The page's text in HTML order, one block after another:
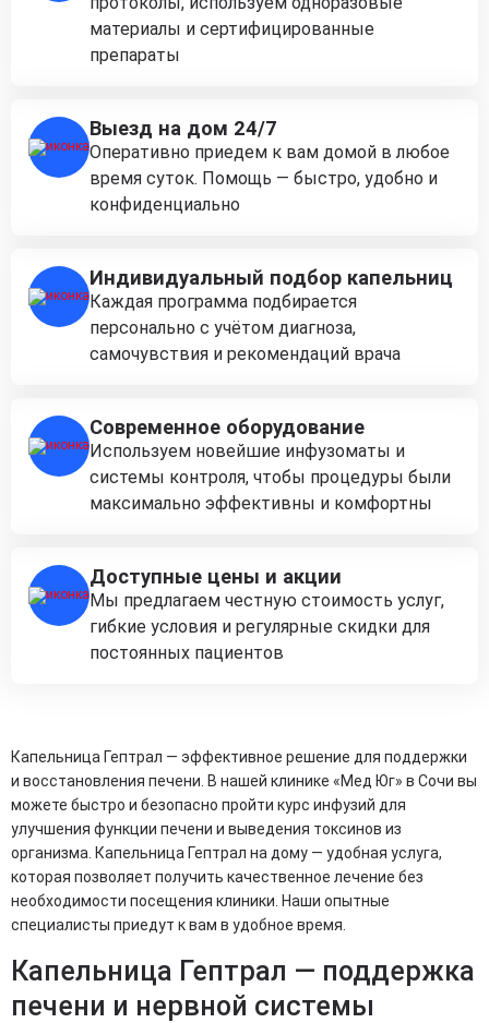
материалы и сертифицированные
препараты
Выезд на дом 24/7
Оперативно приедем к вам домой в любое
время суток. Помощь — быстро, удобно и
конфиденциально
Индивидуальный подбор капельниц
Каждая программа подбирается
персонально с учётом диагноза,
самочувствия и рекомендаций врача
Современное оборудование
Используем новейшие инфузоматы и
системы контроля, чтобы процедуры были
максимально эффективны и комфортны
Доступные цены и акции
Мы предлагаем честную стоимость услуг,
гибкие условия и регулярные скидки для
постоянных пациентов
Капельница Гептрал — эффективное решение для поддержки
и восстановления печени. В нашей клинике «Мед Юг» в Сочи вы
можете быстро и безопасно пройти курс инфузий для
улучшения функции печени и выведения токсинов из
организма. Капельница Гептрал на дому — удобная услуга,
которая позволяет получить качественное лечение без
необходимости посещения клиники. Наши опытные
специалисты приедут к вам в удобное время.
Капельница Гептрал — поддержка
печени и нервной системы